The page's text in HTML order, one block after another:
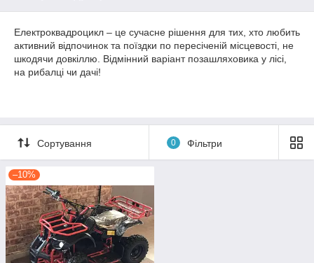
Електроквадроцикл – це сучасне рішення для тих, хто любить
активний відпочинок та поїздки по пересіченій місцевості, не
шкодячи довкіллю. Відмінний варіант позашляховика у лісі,
на рибалці чи дачі!
Сортування 0 Фільтри
–10%